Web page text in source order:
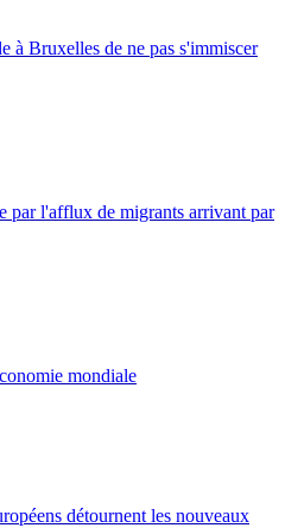
Bruxelles de ne pas s'immiscer
par l'afflux de migrants arrivant par
mondiale
détournent les nouveaux